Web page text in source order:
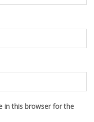
in this browser for the